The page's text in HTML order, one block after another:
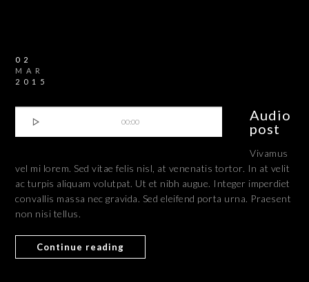
02
MAR
2015
 00:00
Audio
post
Vivamus
vel mi lorem. Sed vitae felis nisl, at venenatis tortor. In at velit
ac turpis aliquam volutpat. Ut et nibh augue. Integer imperdiet
convallis massa nec gravida. Sed eleifend porta urna. Praesent
non nisi tellus.
Continue reading